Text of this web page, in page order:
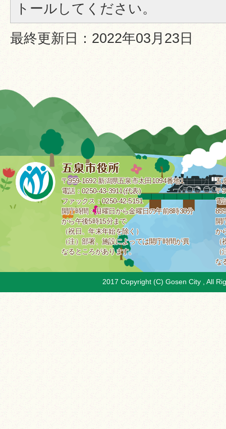
トールしてください。
最終更新日：2022年03月23日
〒959-1692 新潟県五泉市太田1094番地1
電話：0250-43-3911(代表)
ファックス：0250-42-5151
開庁時間：月曜日から金曜日の午前8時30分
から午後5時15分まで
（祝日、年末年始を除く）
（注）部署、施設によっては開庁時間が異
なるところがあります。
五
〒
電
開
か
な
2017 Copyright (C) Gosen City , All